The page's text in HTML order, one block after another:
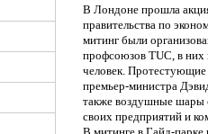
В Лондоне прошла
правительства по
митинг были
профсоюзов TUC, в
человек. Протестующие
премьер-министра
также воздушные шары
своих предприятий и